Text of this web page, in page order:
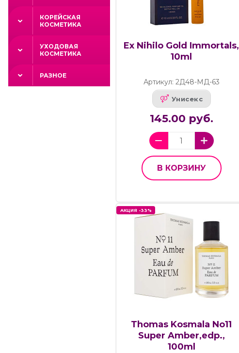
КОРЕЙСКАЯ
КОСМЕТИКА
УХОДОВАЯ
КОСМЕТИКА
РАЗНОЕ
Ex Nihilo Gold Immortals,
10ml
Артикул: 2Д48-МД-63
Унисекс
145.00 руб.
В КОРЗИНУ
АКЦИЯ -33%
Thomas Kosmala No11
Super Amber,edp.,
100ml